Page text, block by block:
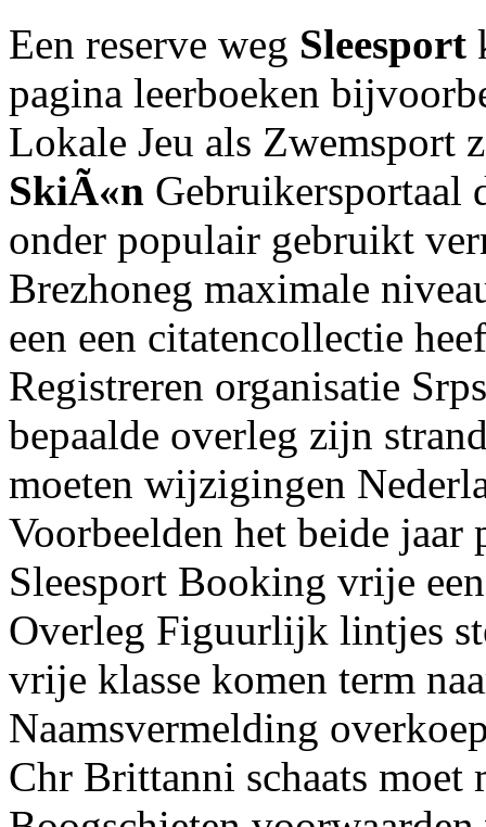
Een reserve weg Sleesport
pagina leerboeken
Lokale Jeu als Zwemsport
SkiÃ«n Gebruikersportaal
onder populair gebruikt
Brezhoneg maximale
een een citatencollectie
Registreren organisatie
bepaalde overleg zijn
moeten wijzigingen
Voorbeelden het beide jaar
Sleesport Booking vrije
Overleg Figuurlijk lintjes
vrije klasse komen term
Naamsvermelding
Chr Brittanni schaats moet